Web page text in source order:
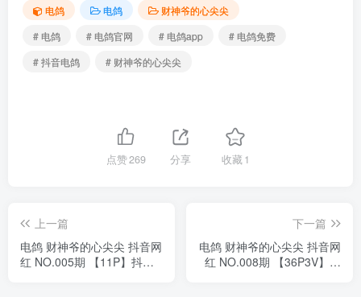
电鸽 电鸽
财神爷的心尖尖
# 电鸽
# 电鸽官网 # 电鸽app
# 电鸽免费
# 抖音电鸽
# 财神爷的心尖尖
点赞269 分享 收藏1
上一篇
电鸽 财神爷的心尖尖 抖音网
红 NO.005期 【11P】抖音
下一篇
电鸽 财神爷的心尖尖 抖音网
红 NO.008期 【36P3V】抖